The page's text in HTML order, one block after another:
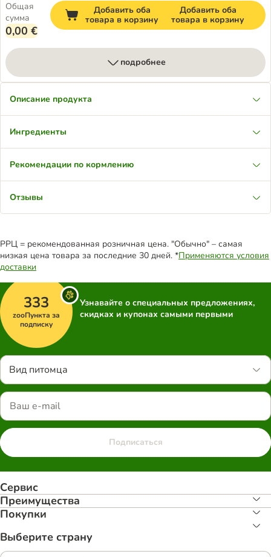
Общая
сумма
0,00 €
Добавить оба
товара в корзину
Добавить оба
товара в корзину
подробнее
Описание продукта
Ингредиенты
Рекомендации по кормлению
Отзывы
РРЦ = рекомендованная розничная цена. "Обычно" – самая
низкая цена товара за последние 30 дней. *Применяются условия
доставки
333
zooПункта за
подписку
Узнавайте о специальных предложениях,
скидках и купонах самыми первыми
Вид питомца
Подписаться
Сервис
Преимуществa
Покупки
Выберите страну